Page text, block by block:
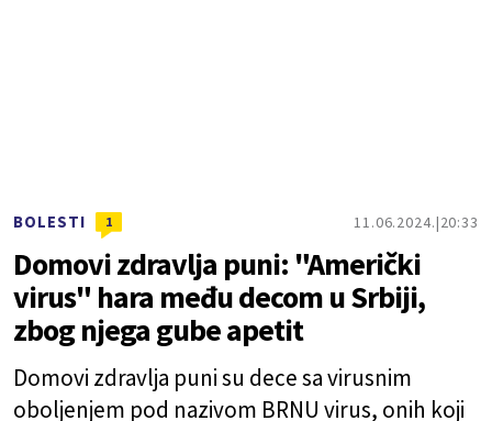
BOLESTI 1 11.06.2024. 20:33
Domovi zdravlja puni: "Američki
virus" hara među decom u Srbiji,
zbog njega gube apetit
Domovi zdravlja puni su dece sa virusnim
oboljenjem pod nazivom BRNU virus, onih koji